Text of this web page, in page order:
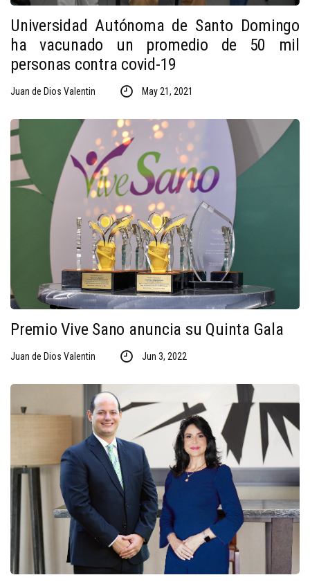
Universidad Autónoma de Santo Domingo
ha vacunado un promedio de 50 mil
personas contra covid-19
Juan de Dios Valentin May 21, 2021
Premio Vive Sano anuncia su Quinta Gala
Juan de Dios Valentin Jun 3, 2022